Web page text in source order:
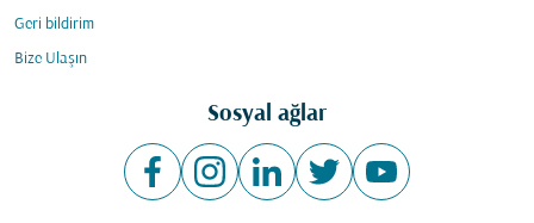
Geri bildirim
Bize Ulaşın
Sosyal ağlar